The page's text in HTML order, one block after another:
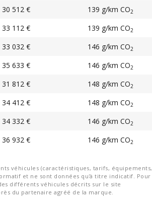
30 512 € 139 g/km CO2
33 112 € 139 g/km CO2
33 032 € 146 g/km CO2
35 633 € 146 g/km CO2
31 812 € 148 g/km CO2
34 412 € 148 g/km CO2
34 332 € 146 g/km CO2
36 932 € 146 g/km CO2
véhicules (caractéristiques, tarifs, équipements,
et ne sont données qu'à titre indicatif. Pour
différents véhicules décrits sur le site
du partenaire agréé de la marque.